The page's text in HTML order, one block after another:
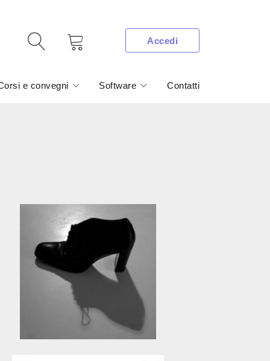
Accedi
e convegni Software Contatti